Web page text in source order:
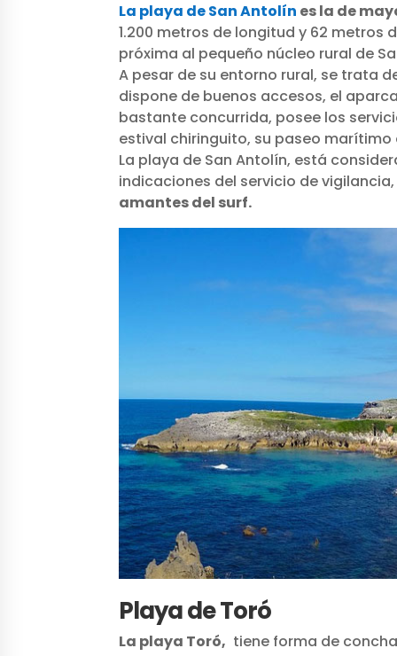
La playa de San Antolín es la de
1.200 metros de longitud y 62 metros
próxima al pequeño núcleo rural de
A pesar de su entorno rural, se trata
dispone de buenos accesos, el
bastante concurrida, posee los
estival chiringuito, su paseo marítimo
La playa de San Antolín, está
indicaciones del servicio de
amantes del surf.
Playa de Toró
La playa Toró, tiene forma de